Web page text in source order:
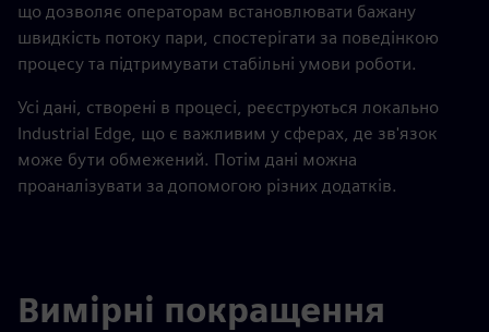
що дозволяє операторам встановлювати бажану
швидкість потоку пари, спостерігати за поведінкою
процесу та підтримувати стабільні умови роботи.
Усі дані, створені в процесі, реєструються локально
Industrial Edge, що є важливим у сферах, де зв'язок
може бути обмежений. Потім дані можна
проаналізувати за допомогою різних додатків.
Вимірні покращення